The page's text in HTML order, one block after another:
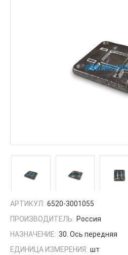
АРТИКУЛ: 6520-3001055
ПРОИЗВОДИТЕЛЬ: Россия
НАЗНАЧЕНИЕ: 30. Ось передняя
ЕДИНИЦА ИЗМЕРЕНИЯ: шт